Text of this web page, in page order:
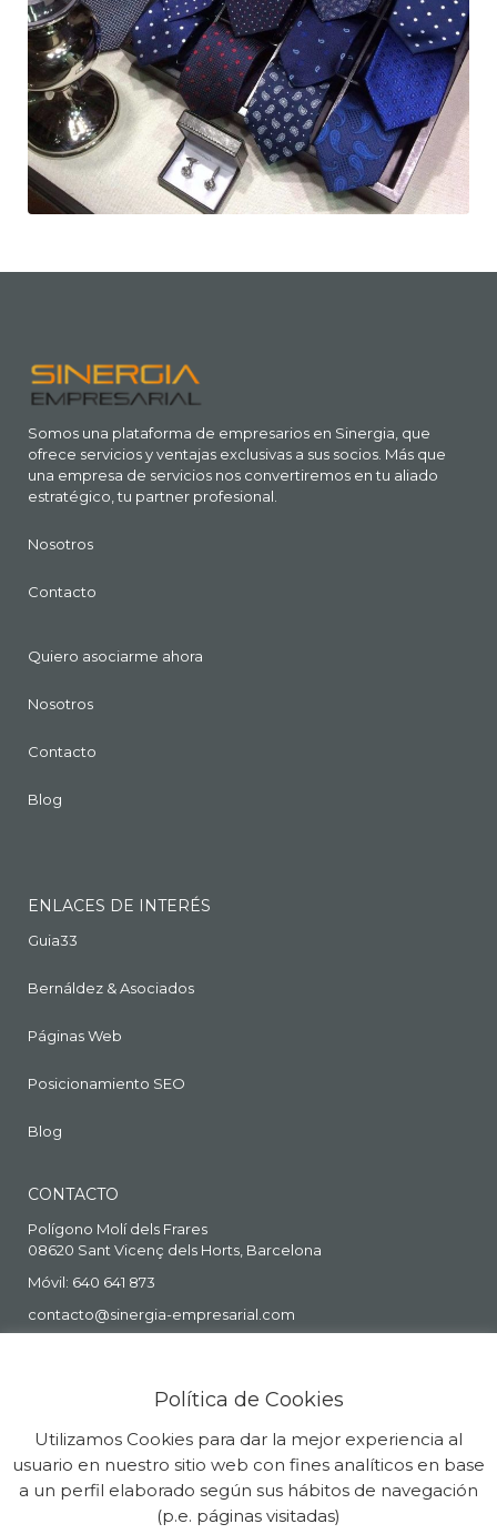
Somos una plataforma de empresarios en Sinergia, que
ofrece servicios y ventajas exclusivas a sus socios. Más que
una empresa de servicios nos convertiremos en tu aliado
estratégico, tu partner profesional.
Nosotros
Contacto
Quiero asociarme ahora
Nosotros
Contacto
Blog
ENLACES DE INTERÉS
Guia33
Bernáldez & Asociados
Páginas Web
Posicionamiento SEO
Blog
CONTACTO
Polígono Molí dels Frares
08620 Sant Vicenç dels Horts, Barcelona
Móvil: 640 641 873
contacto@sinergia-empresarial.com
Política de Cookies
Utilizamos Cookies para dar la mejor experiencia al
usuario en nuestro sitio web con fines analíticos en base
a un perfil elaborado según sus hábitos de navegación
(p.e. páginas visitadas)